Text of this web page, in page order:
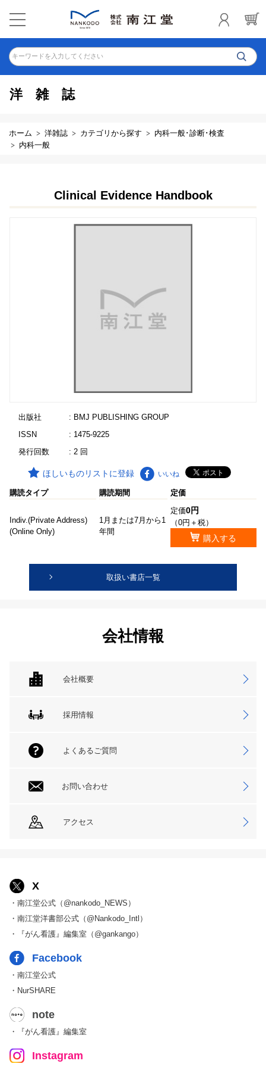
キーワードを入力してください
洋雑誌
ホーム 洋雑誌 カテゴリから探す
内科一般･診断･検査
内科一般
Clinical Evidence Handbook
出版社
: BMJ PUBLISHING GROUP
ISSN
: 1475-9225
発行回数
: 2 回
ほしいものリストに登録 いいね
購読タイプ 購読期間 定価
Indiv.(Private Address)
(Online Only)
1月または7月から1
年間
定価0円
（0円＋税）
購入する
取扱い書店一覧
会社情報
会社概要
採用情報
よくあるご質問
お問い合わせ
アクセス
X
・南江堂公式（@nankodo_NEWS）
・南江堂洋書部公式（@Nankodo_Intl）
・『がん看護』編集室（@gankango）
Facebook
・南江堂公式
・NurSHARE
note
・『がん看護』編集室
Instagram